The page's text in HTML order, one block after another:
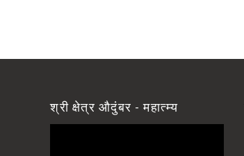
श्री क्षेत्र औदुंबर - महात्म्य